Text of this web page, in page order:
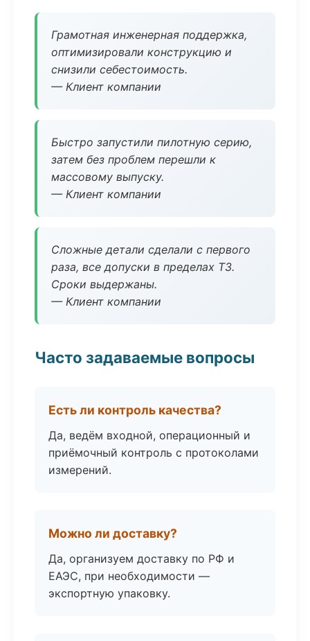
Грамотная инженерная поддержка,
оптимизировали конструкцию и
снизили себестоимость.
— Клиент компании
Быстро запустили пилотную серию,
затем без проблем перешли к
массовому выпуску.
— Клиент компании
Сложные детали сделали с первого
раза, все допуски в пределах ТЗ.
Сроки выдержаны.
— Клиент компании
Часто задаваемые вопросы
Есть ли контроль качества?
Да, ведём входной, операционный и
приёмочный контроль с протоколами
измерений.
Можно ли доставку?
Да, организуем доставку по РФ и
ЕАЭС, при необходимости —
экспортную упаковку.